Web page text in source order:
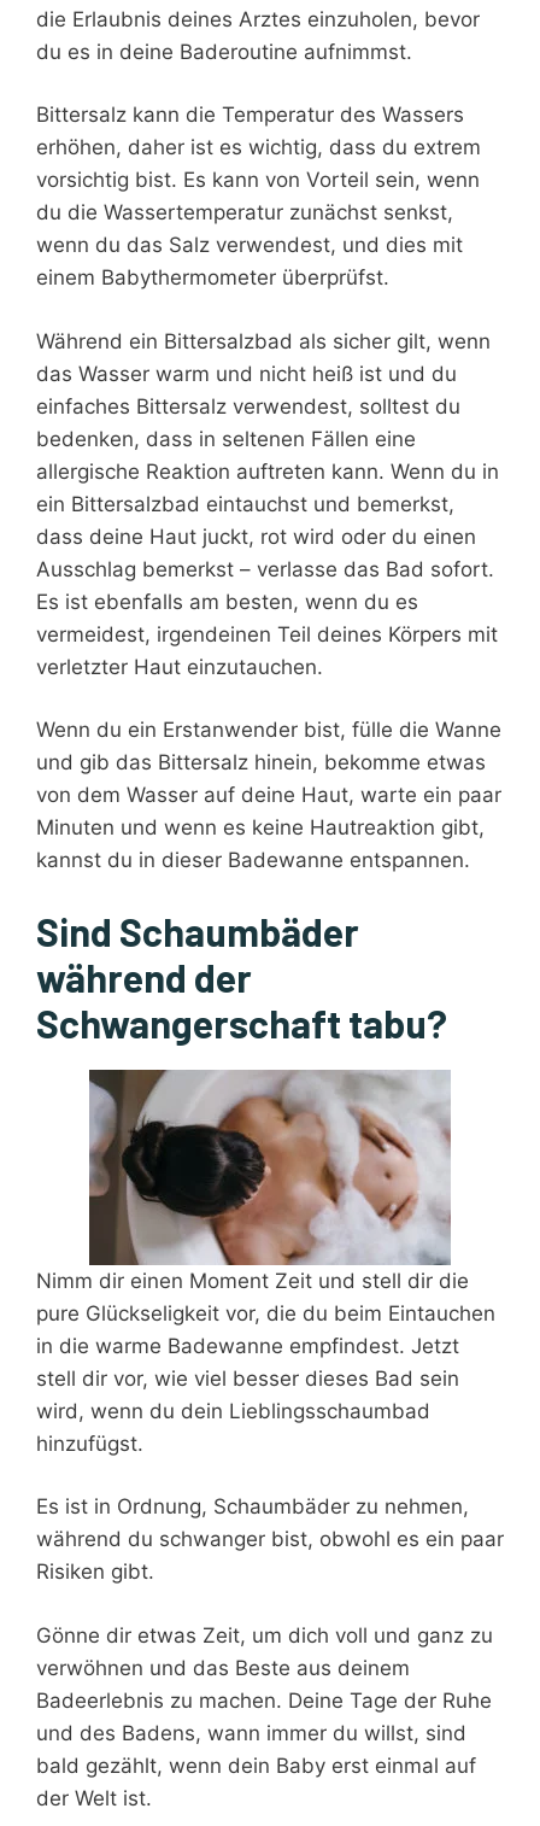
die Erlaubnis deines Arztes einzuholen, bevor
du es in deine Baderoutine aufnimmst.
Bittersalz kann die Temperatur des Wassers
erhöhen, daher ist es wichtig, dass du extrem
vorsichtig bist. Es kann von Vorteil sein, wenn
du die Wassertemperatur zunächst senkst,
wenn du das Salz verwendest, und dies mit
einem Babythermometer überprüfst.
Während ein Bittersalzbad als sicher gilt, wenn
das Wasser warm und nicht heiß ist und du
einfaches Bittersalz verwendest, solltest du
bedenken, dass in seltenen Fällen eine
allergische Reaktion auftreten kann. Wenn du in
ein Bittersalzbad eintauchst und bemerkst,
dass deine Haut juckt, rot wird oder du einen
Ausschlag bemerkst – verlasse das Bad sofort.
Es ist ebenfalls am besten, wenn du es
vermeidest, irgendeinen Teil deines Körpers mit
verletzter Haut einzutauchen.
Wenn du ein Erstanwender bist, fülle die Wanne
und gib das Bittersalz hinein, bekomme etwas
von dem Wasser auf deine Haut, warte ein paar
Minuten und wenn es keine Hautreaktion gibt,
kannst du in dieser Badewanne entspannen.
Sind Schaumbäder
während der
Schwangerschaft tabu?
Nimm dir einen Moment Zeit und stell dir die
pure Glückseligkeit vor, die du beim Eintauchen
in die warme Badewanne empfindest. Jetzt
stell dir vor, wie viel besser dieses Bad sein
wird, wenn du dein Lieblingsschaumbad
hinzufügst.
Es ist in Ordnung, Schaumbäder zu nehmen,
während du schwanger bist, obwohl es ein paar
Risiken gibt.
Gönne dir etwas Zeit, um dich voll und ganz zu
verwöhnen und das Beste aus deinem
Badeerlebnis zu machen. Deine Tage der Ruhe
und des Badens, wann immer du willst, sind
bald gezählt, wenn dein Baby erst einmal auf
der Welt ist.